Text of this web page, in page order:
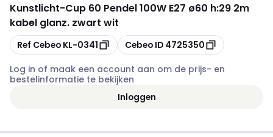
Kunstlicht-Cup 60 Pendel 100W E27 ø60 h:29 2m
kabel glanz. zwart wit
Kopiëren
Ref Cebeo KL-0341 Kopiëren
Cebeo ID 4725350
Log in of maak een account aan om de prijs- en
bestelinformatie te bekijken
Inloggen